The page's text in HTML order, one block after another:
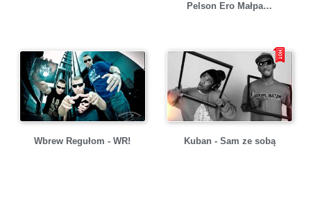
Pelson Ero Małpa…
Wbrew Regułom - WR! Kuban - Sam ze sobą